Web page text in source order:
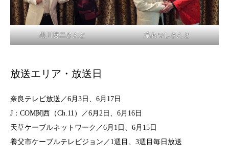
黒川英二さんと 滝あつしさんと
放送エリア・放送日
奈良テレビ放送／6月3日、6月17日
J：COM関西（Ch.11）／6月2日、6月16日
天草ケーブルネットワーク／6月1日、6月15日
養父市ケーブルテレビジョン／1週目、3週目毎日放送